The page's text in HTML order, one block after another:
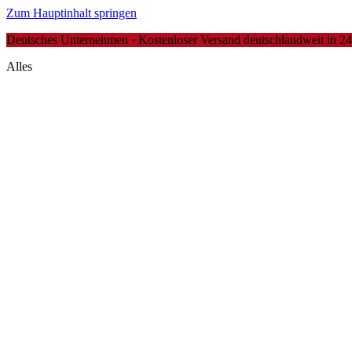
Zum Hauptinhalt springen
Deutsches Unternehmen · Kostenloser Versand deutschlandweit in
Alles